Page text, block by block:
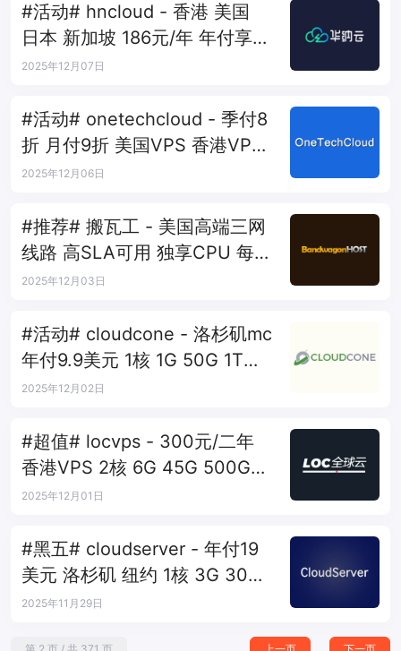
#活动# hncloud - 香港 美国
日本 新加坡 186元/年 年付享14
个月
2025年12月07日
#活动# onetechcloud - 季付8
折 月付9折 美国VPS 香港VPS
10余节点
2025年12月06日
#推荐# 搬瓦工 - 美国高端三网
线路 高SLA可用 独享CPU 每2
周换IP
2025年12月03日
#活动# cloudcone - 洛杉矶mc
年付9.9美元 1核 1G 50G 1T
1Gbps
2025年12月02日
#超值# locvps - 300元/二年
香港VPS 2核 6G 45G 500G
50Mbps
2025年12月01日
#黑五# cloudserver - 年付19
美元 洛杉矶 纽约 1核 3G 30G
2T 1Gbps
2025年11月29日